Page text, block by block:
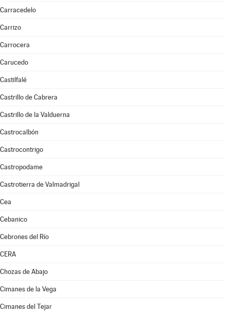
Carracedelo
Carrizo
Carrocera
Carucedo
Castilfalé
Castrillo de Cabrera
Castrillo de la Valduerna
Castrocalbón
Castrocontrigo
Castropodame
Castrotierra de Valmadrigal
Cea
Cebanico
Cebrones del Río
CERA
Chozas de Abajo
Cimanes de la Vega
Cimanes del Tejar